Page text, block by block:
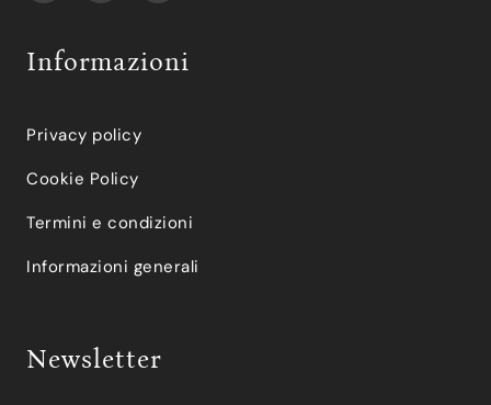
Informazioni
Privacy policy
Cookie Policy
Termini e condizioni
Informazioni generali
Newsletter